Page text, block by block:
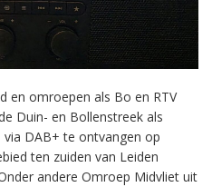
en omroepen als Bo en RTV
Duin- en Bollenstreek als
DAB+ te ontvangen op
ten zuiden van Leiden
andere Omroep Midvliet uit